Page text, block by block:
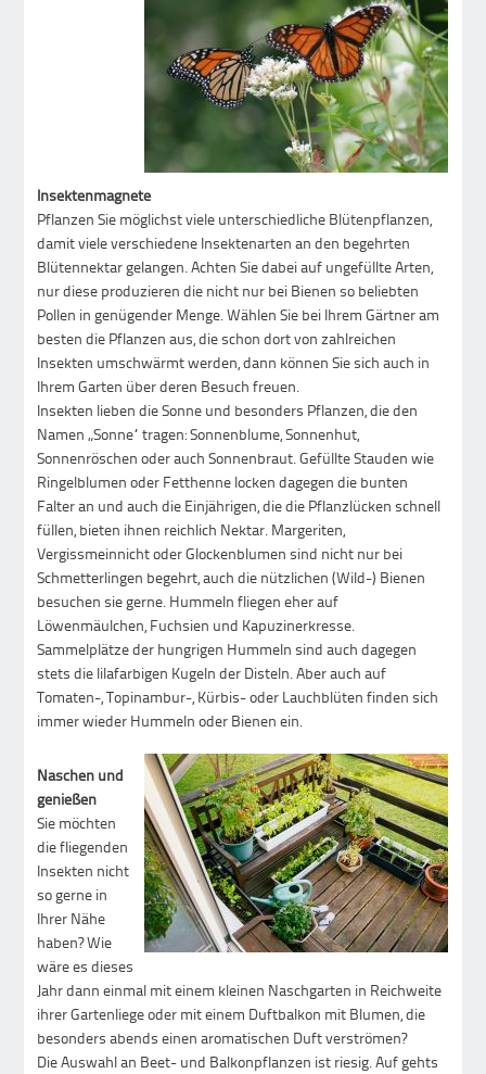
Insektenmagnete
Pflanzen Sie möglichst viele unterschiedliche Blütenpflanzen,
damit viele verschiedene Insektenarten an den begehrten
Blütennektar gelangen. Achten Sie dabei auf ungefüllte Arten,
nur diese produzieren die nicht nur bei Bienen so beliebten
Pollen in genügender Menge. Wählen Sie bei Ihrem Gärtner am
besten die Pflanzen aus, die schon dort von zahlreichen
Insekten umschwärmt werden, dann können Sie sich auch in
Ihrem Garten über deren Besuch freuen.
Insekten lieben die Sonne und besonders Pflanzen, die den
Namen „Sonne“ tragen: Sonnenblume, Sonnenhut,
Sonnenröschen oder auch Sonnenbraut. Gefüllte Stauden wie
Ringelblumen oder Fetthenne locken dagegen die bunten
Falter an und auch die Einjährigen, die die Pflanzlücken schnell
füllen, bieten ihnen reichlich Nektar. Margeriten,
Vergissmeinnicht oder Glockenblumen sind nicht nur bei
Schmetterlingen begehrt, auch die nützlichen (Wild-) Bienen
besuchen sie gerne. Hummeln fliegen eher auf
Löwenmäulchen, Fuchsien und Kapuzinerkresse.
Sammelplätze der hungrigen Hummeln sind auch dagegen
stets die lilafarbigen Kugeln der Disteln. Aber auch auf
Tomaten-, Topinambur-, Kürbis- oder Lauchblüten finden sich
immer wieder Hummeln oder Bienen ein.
Naschen und
genießen
Sie möchten
die fliegenden
Insekten nicht
so gerne in
Ihrer Nähe
haben? Wie
wäre es dieses
Jahr dann einmal mit einem kleinen Naschgarten in Reichweite
ihrer Gartenliege oder mit einem Duftbalkon mit Blumen, die
besonders abends einen aromatischen Duft verströmen?
Die Auswahl an Beet- und Balkonpflanzen ist riesig. Auf gehts